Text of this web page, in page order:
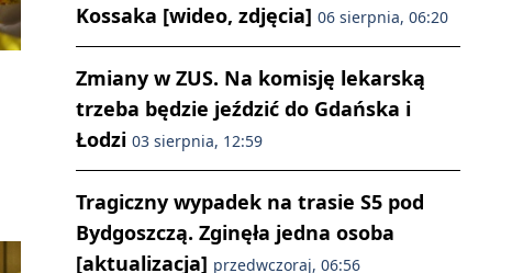
Kossaka [wideo, zdjęcia] 06 sierpnia, 06:20
Zmiany w ZUS. Na komisję lekarską
trzeba będzie jeździć do Gdańska i
Łodzi 03 sierpnia, 12:59
Tragiczny wypadek na trasie S5 pod
Bydgoszczą. Zginęła jedna osoba
[aktualizacja] przedwczoraj, 06:56